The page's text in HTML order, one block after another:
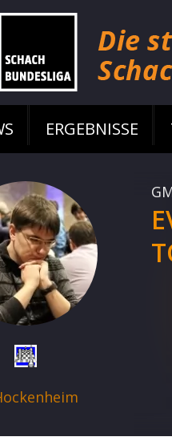
ERGEBNISSE